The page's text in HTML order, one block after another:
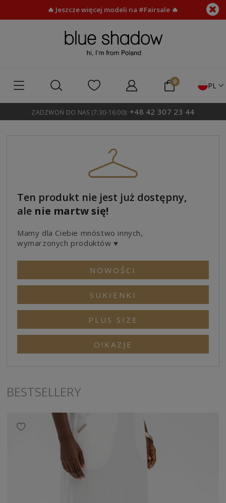
🔥 Jeszcze więcej modeli na #Fairsale 🔥
PL
ZADZWOŃ DO NAS (7:30-16:00): +48 42 307 23 44
Ten produkt nie jest już dostępny,
ale nie martw się!
Mamy dla Ciebie mnóstwo innych,
wymarzonych produktów ♥
NOWOŚCI
SUKIENKI
PLUS SIZE
O!KAZJE
BESTSELLERY